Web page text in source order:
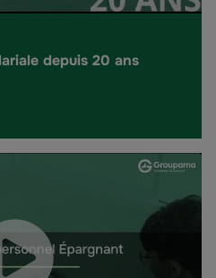
depuis 20 ans